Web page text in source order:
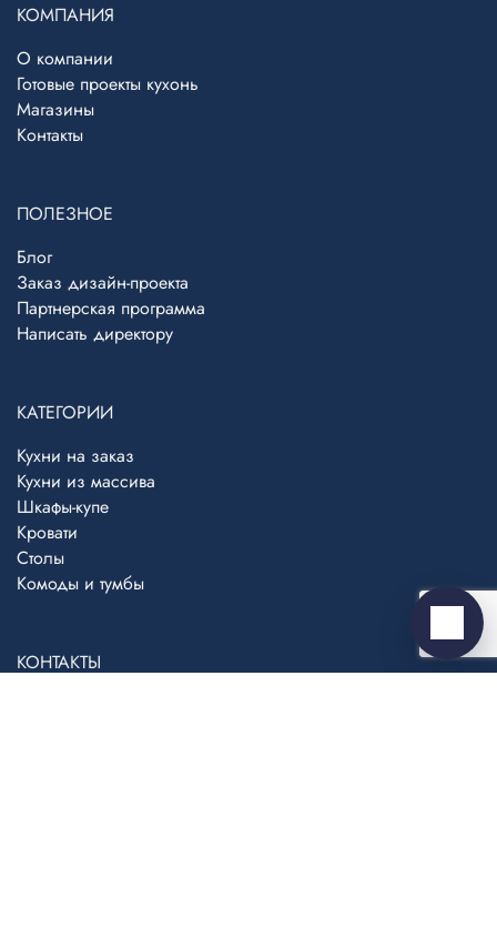
КОМПАНИЯ
О компании
Готовые проекты кухонь
Магазины
Контакты
ПОЛЕЗНОЕ
Блог
Заказ дизайн-проекта
Партнерская программа
Написать директору
КАТЕГОРИИ
Кухни на заказ
Кухни из массива
Шкафы-купе
Кровати
Столы
Комоды и тумбы
КОНТАКТЫ